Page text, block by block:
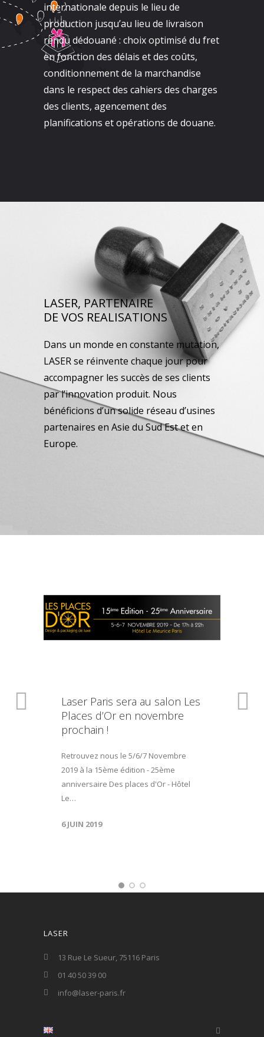
internationale depuis le lieu de
production jusqu’au lieu de livraison
rendu dédouané : choix optimisé du fret
en fonction des délais et des coûts,
conditionnement de la marchandise
dans le respect des cahiers des charges
des clients, agencement des
planifications et opérations de douane.
LASER, PARTENAIRE
DE VOS REALISATIONS
Dans un monde en constante mutation,
LASER se réinvente chaque jour pour
accompagner les succès de ses clients
par l’innovation produit. Nous
bénéficions d’un solide réseau d’usines
partenaires en Asie du Sud Est et en
Europe.
Laser Paris sera au salon Les
Places d’Or en novembre
prochain !
Retrouvez nous le 5/6/7 Novembre
2019 à la 15ème édition - 25ème
anniversaire Des places d'Or - Hôtel
Le…
6 JUIN 2019
LASER
13 Rue Le Sueur, 75116 Paris
01 40 50 39 00
info@laser-paris.fr